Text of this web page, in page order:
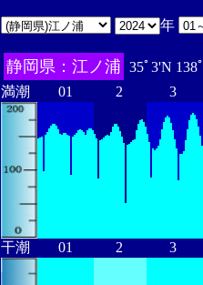
年
静岡県：江ノ浦 35ﾟ3'N 138
満潮
01 2 3
干潮 01 2 3